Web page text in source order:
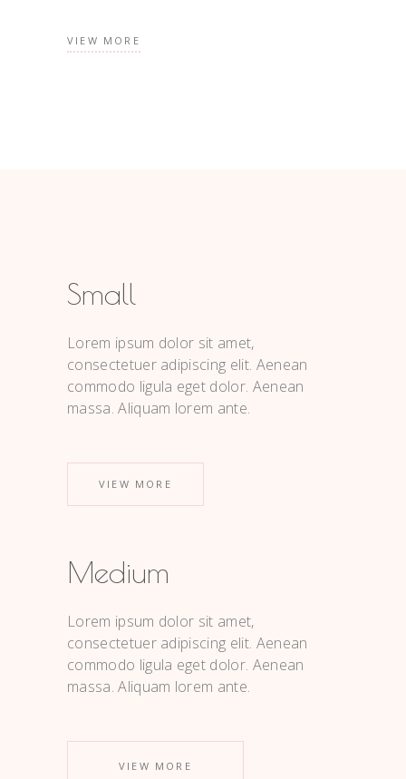
VIEW MORE
Small
Lorem ipsum dolor sit amet,
consectetuer adipiscing elit. Aenean
commodo ligula eget dolor. Aenean
massa. Aliquam lorem ante.
VIEW MORE
Medium
Lorem ipsum dolor sit amet,
consectetuer adipiscing elit. Aenean
commodo ligula eget dolor. Aenean
massa. Aliquam lorem ante.
VIEW MORE